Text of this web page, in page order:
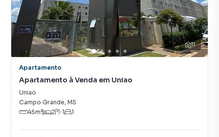
11
Apartamento
Apartamento à Venda em Uniao
Uniao
Campo Grande, MS
45m² 2 1 1